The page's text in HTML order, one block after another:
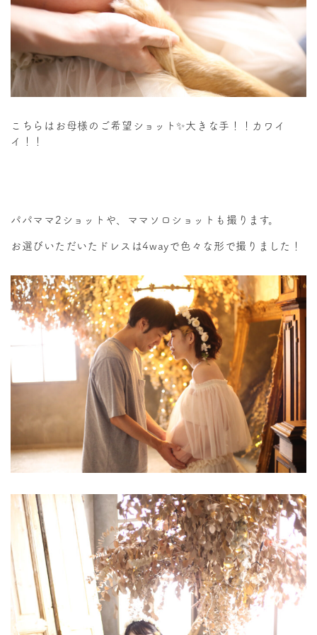
こちらはお母様のご希望ショット✨大きな手！！カワイ
イ！！
パパママ2ショットや、ママソロショットも撮ります。
お選びいただいたドレスは4wayで色々な形で撮りました！